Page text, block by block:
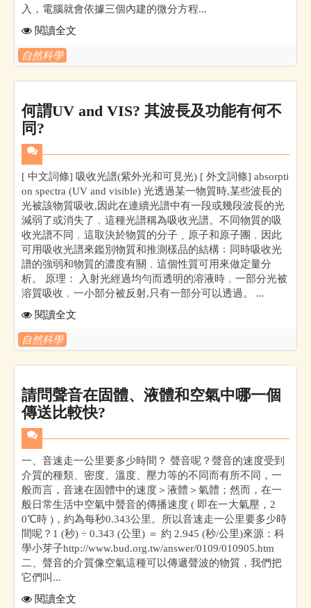
入，電腦就會依據三個內建的微分方程...
閱讀全文
自然科學
何謂UV and VIS? 其波長及功能有何不
同?
[ 中文詞條] 吸收光譜(紫外光和可見光) [ 外文詞條] absorpti
on spectra (UV and visible) 光透過某一物質時,某些波長的
光被該物質吸收,因此在連續光譜中有一段或幾段波長的光
減弱了或消失了﹐這種光譜稱為吸收光譜。不同物質的吸
收光譜不同﹐這取決於物質的分子﹑原子和原子團﹐因此
可用吸收光譜來鑑別物質和推測樣品的結構﹔同時吸收光
譜的強弱和物質的濃度有關﹐這個性質可用來做定量分
析。 原理： 入射光經過均勻而透明的溶液時﹐一部分光被
溶質吸收﹐一小部分被反射,只有一部分可以透過。 ...
閱讀全文
自然科學
請問聲音在固體、液體和空氣中哪一個
傳送比較快?
一、音速走一公里要多少時間？ 聲音呢？聲音的速度受到
介質的種類、密度、溫度、壓力等的不同而有所不同，一
般而言，音速在固體中的速度＞液體＞氣體；然而，在一
般日常生活中空氣中聲音的傳播速度 ( 即在一大氣壓，2
0℃時 )，約為每秒0.343公里。所以音速走一公里要多少時
間呢？1 (秒) ÷ 0.343 (公里) ＝ 約 2.945 (秒/公里)來源：科
學小芽子http://www.bud.org.tw/answer/0109/010905.htm
二、聲音的介質像空氣這種可以傳遞聲波的物質，我們把
它們叫...
閱讀全文